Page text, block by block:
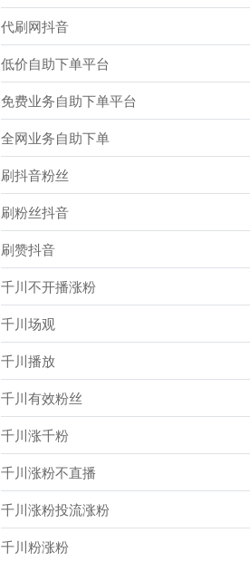
代刷网抖音
低价自助下单平台
免费业务自助下单平台
全网业务自助下单
刷抖音粉丝
刷粉丝抖音
刷赞抖音
千川不开播涨粉
千川场观
千川播放
千川有效粉丝
千川涨千粉
千川涨粉不直播
千川涨粉投流涨粉
千川粉涨粉